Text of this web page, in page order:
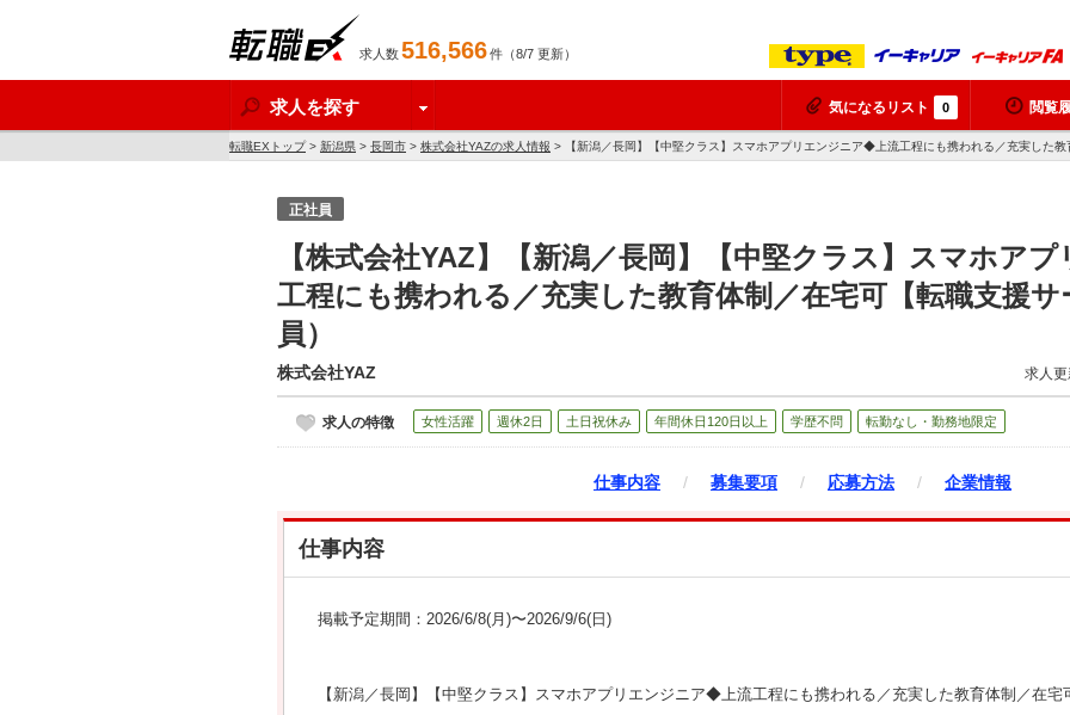
求人数516,566件（8/7 更新）
求人を探す 気になるリスト 0 閲覧
転職EXトップ> 新潟県 > 長岡市 > 株式会社YAZの求人情報 > 【新潟／長岡】【中堅クラス】スマホアプリエンジニア◆上流工程にも携われる／充実した教
正社員
【株式会社YAZ】【新潟／長岡】【中堅クラス】スマホア
工程にも携われる／充実した教育体制／在宅可【転職支援
員）
株式会社YAZ 求人
求人の特徴 女性活躍 週休2日 土日祝休み 年間休日120日以上 学歴不問 転勤なし・勤務地限定
仕事内容 / 募集要項 / 応募方法 / 企業情報
仕事内容
掲載予定期間：2026/6/8(月)〜2026/9/6(日)
【新潟／長岡】【中堅クラス】スマホアプリエンジニア◆上流工程にも携われる／充実した教育体制／在宅